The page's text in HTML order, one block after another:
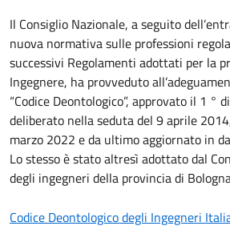
Il Consiglio Nazionale, a seguito
nuova normativa sulle professioni
successivi Regolamenti adottati per la
Ingegnere, ha provveduto
“Codice Deontologico”, approvato il 1 °
deliberato nella seduta del 9 aprile
marzo 2022 e da ultimo aggiornato in
Lo stesso è stato altresì adottato dal
degli ingegneri della provincia di
Codice Deontologico degli Ingegneri